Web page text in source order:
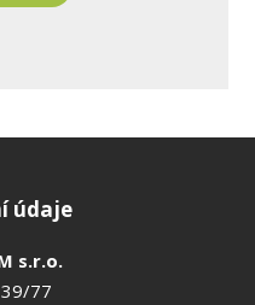
údaje
s.r.o.
77